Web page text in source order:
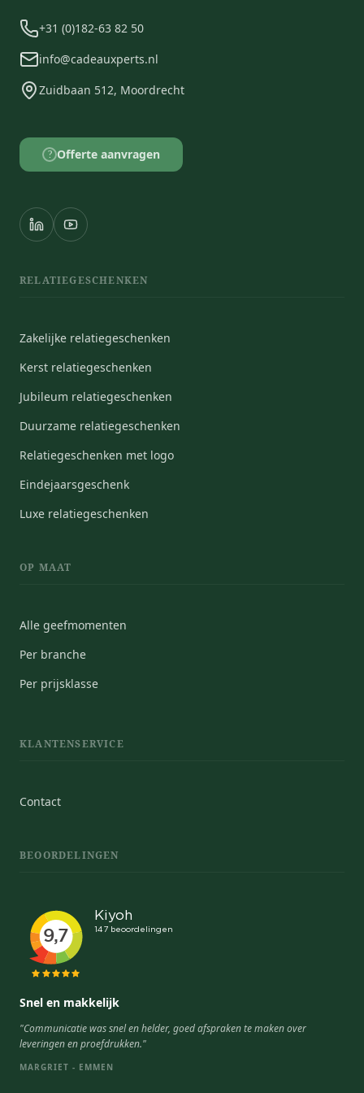
+31 (0)182-63 82 50
info@cadeauxperts.nl
Zuidbaan 512, Moordrecht
? Offerte aanvragen
RELATIEGESCHENKEN
Zakelijke relatiegeschenken
Kerst relatiegeschenken
Jubileum relatiegeschenken
Duurzame relatiegeschenken
Relatiegeschenken met logo
Eindejaarsgeschenk
Luxe relatiegeschenken
OP MAAT
Alle geefmomenten
Per branche
Per prijsklasse
KLANTENSERVICE
Contact
BEOORDELINGEN
Snel en makkelijk
"Communicatie was snel en helder, goed afspraken te maken over
leveringen en proefdrukken."
MARGRIET - EMMEN